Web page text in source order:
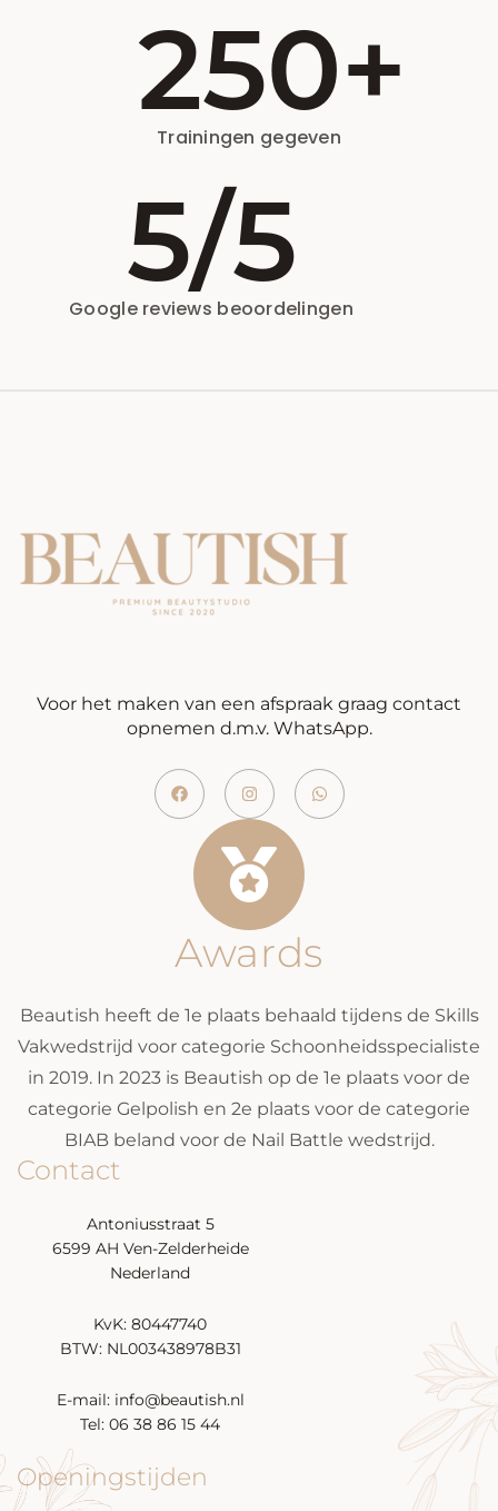
Trainingen gegeven
250+
Google reviews beoordelingen
5/5
Awards
Beautish heeft de 1e plaats behaald tijdens de Skills
Vakwedstrijd voor categorie Schoonheidsspecialiste
in 2019. In 2023 is Beautish op de 1e plaats voor de
categorie Gelpolish en 2e plaats voor de categorie
BIAB beland voor de Nail Battle wedstrijd.
Voor het maken van een afspraak graag contact
opnemen d.m.v. WhatsApp.
Contact
Antoniusstraat 5
6599 AH Ven-Zelderheide
Nederland
KvK: 80447740
BTW: NL003438978B31
E-mail: info@beautish.nl
Tel: 06 38 86 15 44
Openingstijden